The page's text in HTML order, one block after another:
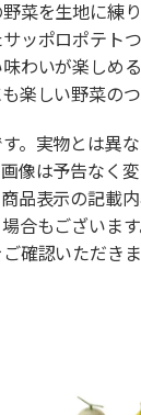
菜を生地に練
ッポロポテト
わいが楽しめ
楽しい野菜のつ
。実物とは異
像は予告なく
品表示の記載
合もございま
確認いただき